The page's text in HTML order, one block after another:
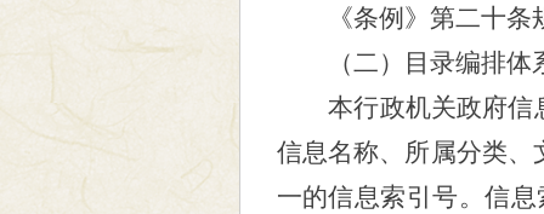
《条例》第二十
（二）目录编排体
本行政机关政府信
信息名称、所属分类
一的信息索引号。信